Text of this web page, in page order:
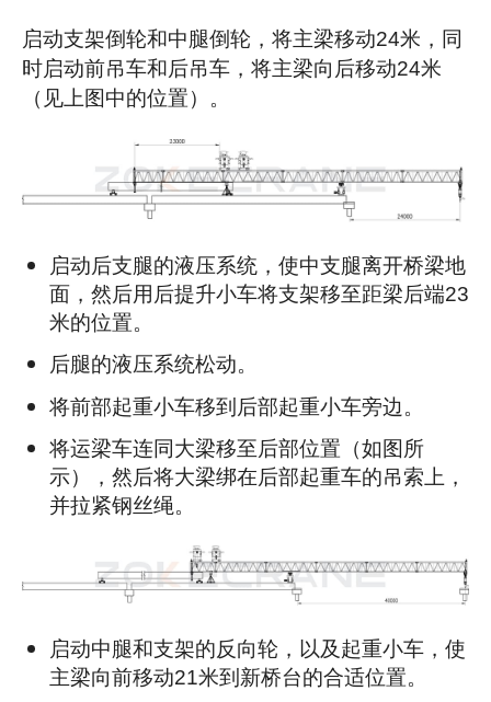
启动支架倒轮和中腿倒轮，将主梁移动24米，同
时启动前吊车和后吊车，将主梁向后移动24米
（见上图中的位置）。
启动后支腿的液压系统，使中支腿离开桥梁地
面，然后用后提升小车将支架移至距梁后端23
米的位置。
后腿的液压系统松动。
将前部起重小车移到后部起重小车旁边。
将运梁车连同大梁移至后部位置（如图所
示），然后将大梁绑在后部起重车的吊索上，
并拉紧钢丝绳。
启动中腿和支架的反向轮，以及起重小车，使
主梁向前移动21米到新桥台的合适位置。